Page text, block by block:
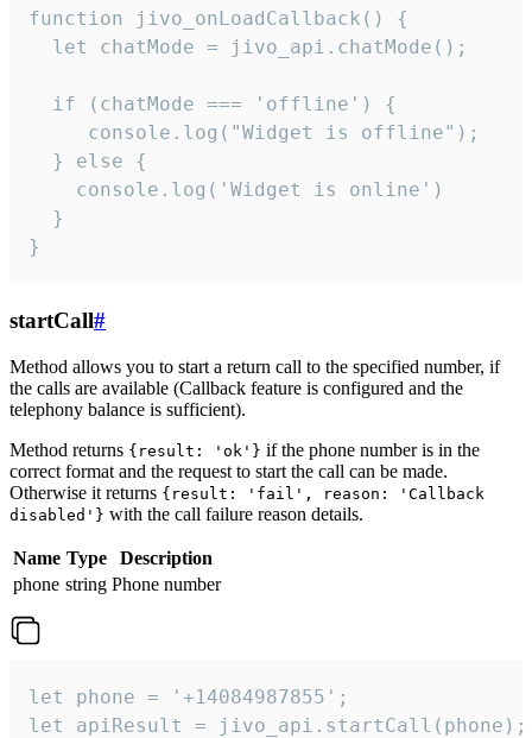
function jivo_onLoadCallback() {
  let chatMode = jivo_api.chatMode();
  if (chatMode === 'offline') {
     console.log("Widget is offline");
  } else {
    console.log('Widget is online')
  }
}
startCall#
Method allows you to start a return call to the specified number, if
the calls are available (Callback feature is configured and the
telephony balance is sufficient).
Method returns {result: 'ok'} if the phone number is in the
correct format and the request to start the call can be made.
Otherwise it returns {result: 'fail', reason: 'Callback
disabled'} with the call failure reason details.
Name Type
Description
phone string Phone number
let phone = '+14084987855';
let apiResult = jivo_api.startCall(phone);